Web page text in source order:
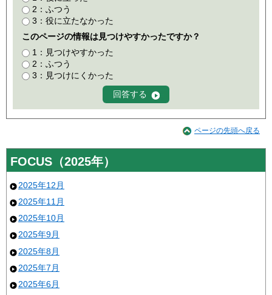
2：ふつう
3：役に立たなかった
このページの情報は見つけやすかったですか？
1：見つけやすかった
2：ふつう
3：見つけにくかった
ページの先頭へ戻る
FOCUS（2025年）
2025年12月
2025年11月
2025年10月
2025年9月
2025年8月
2025年7月
2025年6月